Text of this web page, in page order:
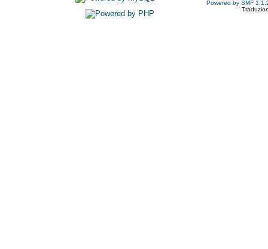
Powered by SMF